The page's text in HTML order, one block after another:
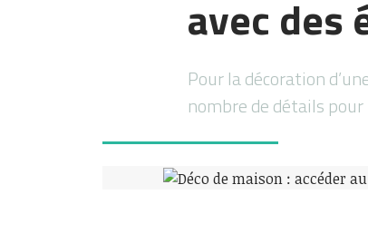
avec des
Pour la décoration
nombre de détails